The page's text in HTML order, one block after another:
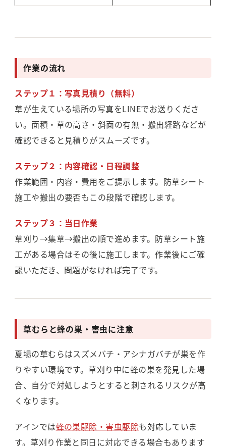
作業の流れ
ステップ１：写真見積り（無料）
草が生えている場所の写真をLINEでお送りくださ
い。面積・草の高さ・斜面の有無・搬出経路などが
確認できると見積りがスムーズです。
ステップ２：内容確認・日程調整
作業範囲・内容・費用をご提示します。防草シート
施工や搬出の要否もこの段階で確認します。
ステップ３：当日作業
草刈り→集草→搬出の順で進めます。防草シート施
工がある場合はその後に施工します。作業後にご確
認いただき、問題がなければ完了です。
草むらと蜂の巣・害虫に注意
夏場の草むらはスズメバチ・アシナガバチが巣を作
りやすい環境です。草刈り中に蜂の巣を発見した場
合、自分で対処しようとすると刺されるリスクが高
くなります。
アインでは蜂の巣駆除・害虫駆除も対応していま
す。草刈り作業と同日に対応できる場合もあります